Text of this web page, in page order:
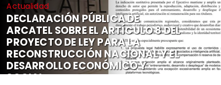
Actualidad
DECLARACIÓN PÚBLICA DE
ARCATEL SOBRE EL ARTÍCULO 8 DEL
PROYECTO DE LEY PARA LA
RECONSTRUCCIÓN NACIONAL Y EL
DESARROLLO ECONÓMICO Y
SOCIAL